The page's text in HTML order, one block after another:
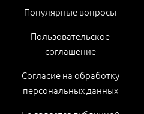
Популярные вопросы
Пользовательское
соглашение
Согласие на обработку
персональных данных